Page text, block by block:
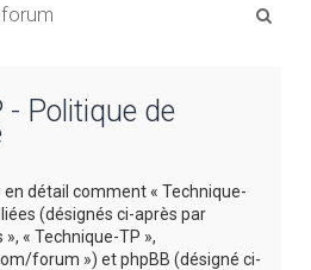
- Politique de
détail comment « Technique-
(désignés ci-après par
», « Technique-TP »,
forum ») et phpBB (désigné ci-